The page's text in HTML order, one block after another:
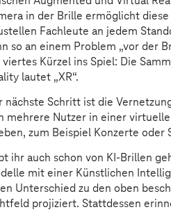
in der Brille ermöglicht
Fachleute an jedem
so an einem Problem „vor der
viertes Kürzel ins Spiel: Die
lautet „XR“.
nächste Schritt ist die
mehrere Nutzer in einer
zum Beispiel Konzerte oder
ihr auch schon von KI-Brillen
mit einer Künstlichen
Unterschied zu den oben
projiziert. Stattdessen